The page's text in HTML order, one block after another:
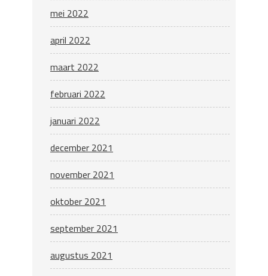
mei 2022
april 2022
maart 2022
februari 2022
januari 2022
december 2021
november 2021
oktober 2021
september 2021
augustus 2021